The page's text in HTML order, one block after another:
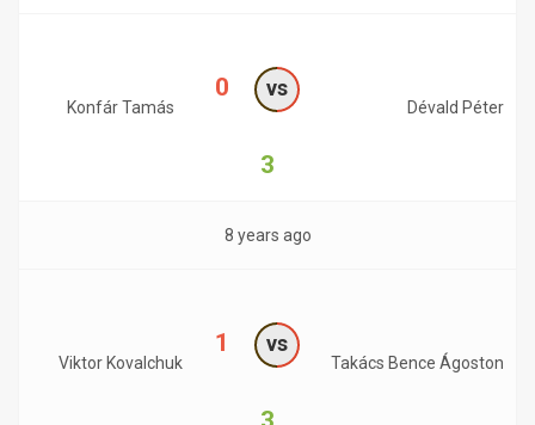
Konfár Tamás
0 vs
3
Dévald Péter
8 years ago
Viktor Kovalchuk
1 vs
Takács Bence Ágoston